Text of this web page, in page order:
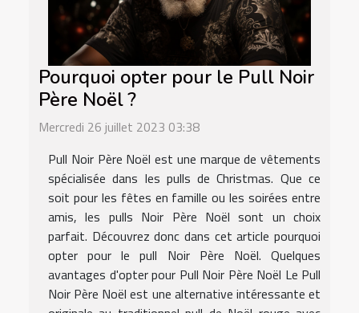
Pourquoi opter pour le Pull Noir
Père Noël ?
Mercredi 26 juillet 2023 03:38
Pull Noir Père Noël est une marque de vêtements
spécialisée dans les pulls de Christmas. Que ce
soit pour les fêtes en famille ou les soirées entre
amis, les pulls Noir Père Noël sont un choix
parfait. Découvrez donc dans cet article pourquoi
opter pour le pull Noir Père Noël. Quelques
avantages d'opter pour Pull Noir Père Noël Le Pull
Noir Père Noël est une alternative intéressante et